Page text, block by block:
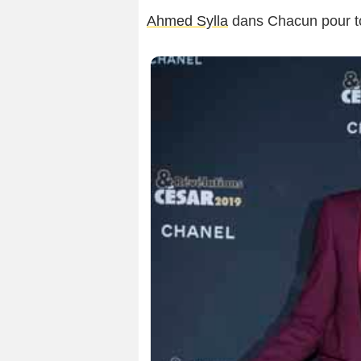
Ahmed Sylla dans Chacun pour